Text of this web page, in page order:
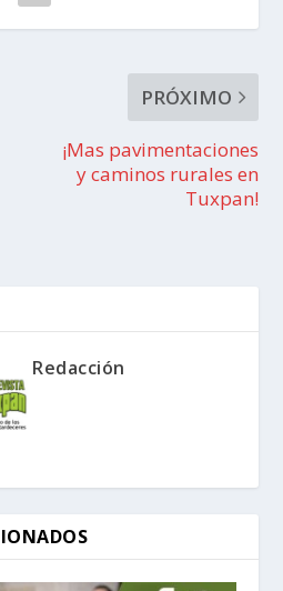
PRÓXIMO
¡Mas pavimentaciones
y caminos rurales en
Tuxpan!
Redacción